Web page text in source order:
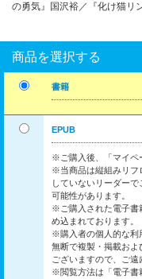
の勇気』国沢裕／『化け猫リ
商品を選択する
書籍
EPUB
※ご購入後、「マイペ
※当商品は縦組みリフ
していないリーダー
可能性があります。
※ご購入された電子書
め込まれております。
※購入者の個人的な利
無断で複製・掲載およ
ございますので、ご遠
※閲覧方法は「電子書